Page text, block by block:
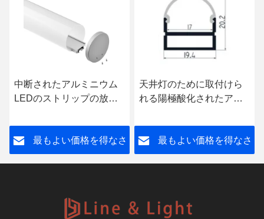
中断されたアルミニウム
LEDのストリップの放出
を陽極酸化した
最もよい価格を得なさ
天井灯のために取付けら
れる陽極酸化されたアル
のプロフィールの表面
最もよい価格を得なさ